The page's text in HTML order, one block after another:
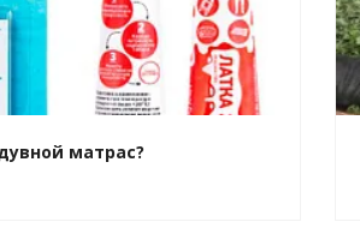
матрас?